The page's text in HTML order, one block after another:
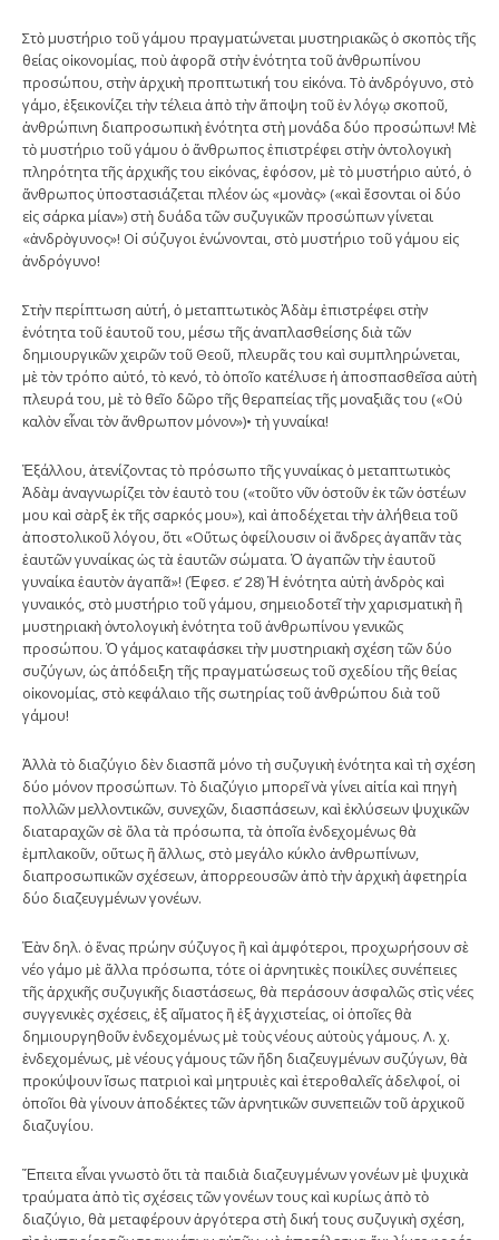
Στὸ μυστήριο τοῦ γάμου πραγματώνεται μυστηριακῶς ὁ σκοπὸς τῆς
θείας οἰκονομίας, ποὺ ἀφορᾶ στὴν ἑνότητα τοῦ ἀνθρωπίνου
προσώπου, στὴν ἀρχικὴ προπτωτική του εἰκόνα. Τὸ ἀνδρόγυνο, στὸ
γάμο, ἐξεικονίζει τὴν τέλεια ἀπὸ τὴν ἄποψη τοῦ ἐν λόγῳ σκοποῦ,
ἀνθρώπινη διαπροσωπικὴ ἑνότητα στὴ μονάδα δύο προσώπων! Μὲ
τὸ μυστήριο τοῦ γάμου ὁ ἄνθρωπος ἐπιστρέφει στὴν ὀντολογικὴ
πληρότητα τῆς ἀρχικῆς του εἰκόνας, ἐφόσον, μὲ τὸ μυστήριο αὐτό, ὁ
ἄνθρωπος ὑποστασιάζεται πλέον ὡς «μονὰς» («καὶ ἔσονται οἱ δύο
εἰς σάρκα μίαν») στὴ δυάδα τῶν συζυγικῶν προσώπων γίνεται
«ἀνδρὸγυνος»! Οἱ σύζυγοι ἑνώνονται, στὸ μυστήριο τοῦ γάμου εἰς
ἀνδρόγυνο!
Στὴν περίπτωση αὐτή, ὁ μεταπτωτικὸς Ἀδὰμ ἐπιστρέφει στὴν
ἑνότητα τοῦ ἑαυτοῦ του, μέσω τῆς ἀναπλασθείσης διὰ τῶν
δημιουργικῶν χειρῶν τοῦ Θεοῦ, πλευρᾶς του καὶ συμπληρώνεται,
μὲ τὸν τρόπο αὐτό, τὸ κενό, τὸ ὁποῖο κατέλυσε ἡ ἀποσπασθεῖσα αὐτὴ
πλευρά του, μὲ τὸ θεῖο δῶρο τῆς θεραπείας τῆς μοναξιᾶς του («Οὐ
καλὸν εἶναι τὸν ἄνθρωπον μόνον»)• τὴ γυναίκα!
Ἐξάλλου, ἀτενίζοντας τὸ πρόσωπο τῆς γυναίκας ὁ μεταπτωτικὸς
Ἀδὰμ ἀναγνωρίζει τὸν ἑαυτὸ του («τοῦτο νῦν ὀστοῦν ἐκ τῶν ὀστέων
μου καὶ σὰρξ ἐκ τῆς σαρκός μου»), καὶ ἀποδέχεται τὴν ἀλήθεια τοῦ
ἀποστολικοῦ λόγου, ὅτι «Οὕτως ὀφείλουσιν οἱ ἄνδρες ἀγαπᾶν τὰς
ἑαυτῶν γυναίκας ὡς τὰ ἑαυτῶν σώματα. Ὁ ἀγαπῶν τὴν ἑαυτοῦ
γυναίκα ἑαυτὸν ἀγαπᾶ»! (Ἐφεσ. ε’ 28) Ἡ ἑνότητα αὐτὴ ἀνδρὸς καὶ
γυναικός, στὸ μυστήριο τοῦ γάμου, σημειοδοτεῖ τὴν χαρισματικὴ ἢ
μυστηριακὴ ὀντολογικὴ ἑνότητα τοῦ ἀνθρωπίνου γενικῶς
προσώπου. Ὁ γάμος καταφάσκει τὴν μυστηριακὴ σχέση τῶν δύο
συζύγων, ὡς ἀπόδειξη τῆς πραγματώσεως τοῦ σχεδίου τῆς θείας
οἰκονομίας, στὸ κεφάλαιο τῆς σωτηρίας τοῦ ἀνθρώπου διὰ τοῦ
γάμου!
Ἀλλὰ τὸ διαζύγιο δὲν διασπᾶ μόνο τὴ συζυγικὴ ἑνότητα καὶ τὴ σχέση
δύο μόνον προσώπων. Τὸ διαζύγιο μπορεῖ νὰ γίνει αἰτία καὶ πηγὴ
πολλῶν μελλοντικῶν, συνεχῶν, διασπάσεων, καὶ ἐκλύσεων ψυχικῶν
διαταραχῶν σὲ ὅλα τὰ πρόσωπα, τὰ ὁποῖα ἐνδεχομένως θὰ
ἐμπλακοῦν, οὕτως ἢ ἄλλως, στὸ μεγάλο κύκλο ἀνθρωπίνων,
διαπροσωπικῶν σχέσεων, ἀπορρεουσῶν ἀπὸ τὴν ἀρχικὴ ἀφετηρία
δύο διαζευγμένων γονέων.
Ἐὰν δηλ. ὁ ἕνας πρώην σύζυγος ἢ καὶ ἀμφότεροι, προχωρήσουν σὲ
νέο γάμο μὲ ἄλλα πρόσωπα, τότε οἱ ἀρνητικὲς ποικίλες συνέπειες
τῆς ἀρχικῆς συζυγικῆς διαστάσεως, θὰ περάσουν ἀσφαλῶς στὶς νέες
συγγενικὲς σχέσεις, ἐξ αἵματος ἢ ἐξ ἀγχιστείας, οἱ ὁποῖες θὰ
δημιουργηθοῦν ἐνδεχομένως μὲ τοὺς νέους αὐτοὺς γάμους. Λ. χ.
ἐνδεχομένως, μὲ νέους γάμους τῶν ἤδη διαζευγμένων συζύγων, θὰ
προκύψουν ἴσως πατριοὶ καὶ μητρυιὲς καὶ ἑτεροθαλεῖς ἀδελφοί, οἱ
ὁποῖοι θὰ γίνουν ἀποδέκτες τῶν ἀρνητικῶν συνεπειῶν τοῦ ἀρχικοῦ
διαζυγίου.
Ἔπειτα εἶναι γνωστὸ ὅτι τὰ παιδιὰ διαζευγμένων γονέων μὲ ψυχικὰ
τραύματα ἀπὸ τὶς σχέσεις τῶν γονέων τους καὶ κυρίως ἀπὸ τὸ
διαζύγιο, θὰ μεταφέρουν ἀργότερα στὴ δική τους συζυγικὴ σχέση,